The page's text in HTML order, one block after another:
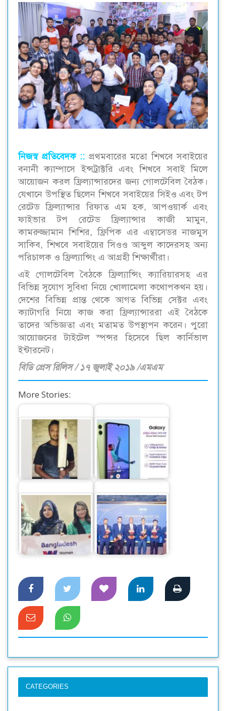
নিজস্ব প্রতিবেদক :: প্রথমবারের মতো শিখবে সবাইয়ের
বনানী ক্যাম্পাসে ইন্সট্রাক্টরি এবং শিখবে সবাই মিলে
আয়োজন করল ফ্রিল্যান্সারদের জন্য গোলটেবিল বৈঠক।
যেখানে উপস্থিত ছিলেন শিখবে সবাইয়ের সিইও এবং টপ
রেটেড ফ্রিল্যান্সার রিফাত এম হক, আপওয়ার্ক এবং
ফাইভার টপ রেটেড ফ্রিল্যান্সার কাজী মামুন,
কামরুজ্জামান শিশির, ফ্রিপিক এর এম্বাসেডর নাজমুস
সাকিব, শিখবে সবাইয়ের সিওও আব্দুল কাদেরসহ অন্য
পরিচালক ও ফ্রিল্যান্সিং এ আগ্রহী শিক্ষার্থীরা।
এই গোলটেবিল বৈঠকে ফ্রিল্যান্সিং ক্যারিয়ারসহ এর
বিভিন্ন সুযোগ সুবিধা নিয়ে খোলামেলা কথোপকথন হয়।
দেশের বিভিন্ন প্রান্ত থেকে আগত বিভিন্ন সেক্টর এবং
ক্যাটাগরি নিয়ে কাজ করা ফ্রিল্যান্সাররা এই বৈঠকে
তাদের অভিজ্ঞতা এবং মতামত উপস্থাপন করেন। পুরো
আয়োজনের টাইটেল স্পন্সর হিসেবে ছিল কার্নিভাল
ইন্টারনেট।
বিডি প্রেস রিলিস / ১৭ জুলাই ২০১৯ /এমএম
More Stories:
বঙ্গ’র স্টিকার সাকিবের
ব্যাটে
‘অসাম’ সিরিজের নতুন
স্মার্টফোন নিয়ে এলো
স্যামসাং
চীন সফরে উইমেন ইন
টেকের ৩ বিজয়ী
ফাউন্ডারস কমিউনিটি
ক্লাবের নতুন নির্বাহী
কমিটি ঘোষণা
CATEGORIES